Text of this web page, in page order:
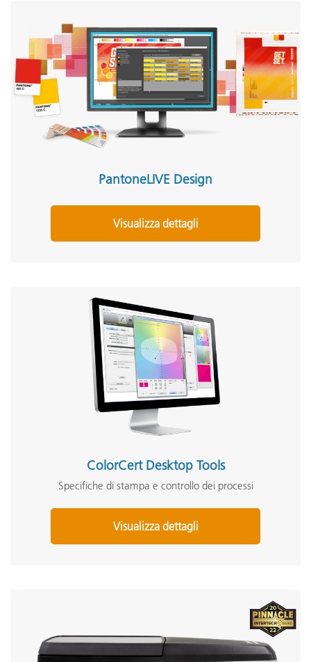
PantoneLIVE Design
Visualizza dettagli
ColorCert Desktop Tools
Specifiche di stampa e controllo dei processi
Visualizza dettagli